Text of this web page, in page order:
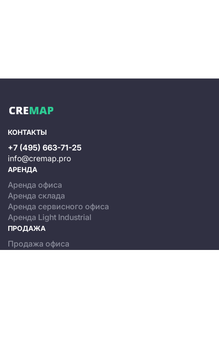
КОНТАКТЫ
+7 (495) 663-71-25
info@cremap.pro
АРЕНДА
Аренда офиса
Аренда склада
Аренда сервисного офиса
Аренда Light Industrial
ПРОДАЖА
Продажа офиса